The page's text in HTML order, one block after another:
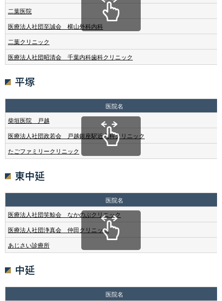
二葉医院
医療法人社団至誠会 横山外科内科
二葉クリニック
医療法人社団昭清会 千葉内科歯科クリニック
平塚
医院名
柴垣医院 戸越
医療法人社団政若会 戸越銀座駅近内科クリニック
たごファミリークリニック
東中延
医院名
医療法人社団笑鯨会 なかのぶクリニック
医療法人社団浄真会 仲田クリニック
あじさい診療所
中延
医院名